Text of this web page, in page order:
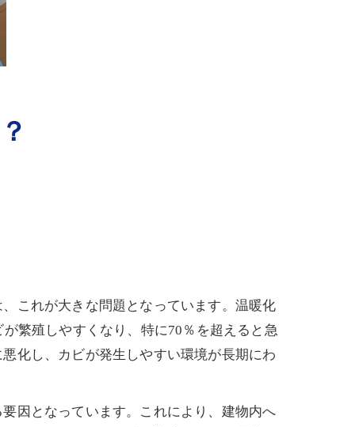
これが大きな問題となっています。温暖化
繁殖しやすくなり、特に70％を超えると急
化し、カビが発生しやすい環境が長期にわ
因となっています。これにより、建物内へ